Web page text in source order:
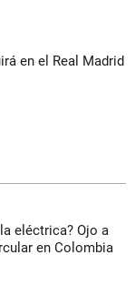
en el Real Madrid
eléctrica? Ojo a
en Colombia